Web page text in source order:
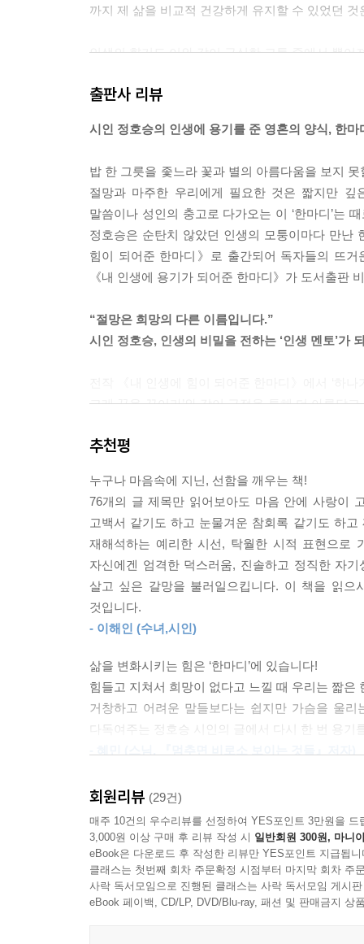
까지 제 삶을 비교적 건강하게 유지할 수 있었던
인생의 향기도 이와 같이 극심한 고통 중에서 뿜
게 고통이 많나’라고 생각하기보다 ‘고통 많은 내
유혹 없는 삶은 없습니다. 우리는 유혹의 강 한가
니다. 그것은 삶을 완전히 파괴하는 유혹입니다.
을 뱉으십시오.
--- p.466
출판사 리뷰
시인 정호승의 인생에 용기를 준 영혼의 양식, 한마
밥 한 그릇을 좇느라 꽃과 별의 아름다움을 보지
절망과 마주한 우리에게 필요한 것은 짧지만 깊
말씀이나 성인의 충고로 다가오는 이 ‘한마디’는
정호승은 순탄치 않았던 인생의 모퉁이마다 만난
힘이 되어준 한마디》로 출간되어 독자들의 뜨
《내 인생에 용기가 되어준 한마디》가 도서출판
“절망은 희망의 다른 이름입니다.”
시인 정호승, 인생의 비밀을 전하는 ‘인생 멘토’가
고래 꿈을 꾸어라’와 같이 긍정을 통해 더 아름답
교도소에서까지 출판사로 편지를 보내와 감동을
이야기한다. 성철스님을 만나 삶의 화두를 얻은
삶에는 내 몫과 내 몫이 아닌 것이 있음을 깨달은
이야기(‘해가 질 때까지 분을 품지 마라’), 대학시
더 귀할 수 있다’)와 같은 저자의 크고 작은 경험
그중에서도 몇몇 단어가 자주 눈에 띈다. 이번 산문
되어버린 ‘자살’, 그리고 이 모든 것의 끝에서
“용기는 거창하게 시작되지 않습니다. 사랑을
쓰러졌지만 바닥을 딛고 일어나 빙긋 웃는 작은
발걸음 속에 들어 있습니다” “이제 끝났다고 생
가지는 것입니다” “자살의 유혹에 침을 뱉으십
작가의 한마디
이 책에도 제가 한 말, 어머니가 하신 말씀, 존경하
말씀들은 모두 제 인생에 용기를 준 영혼의 양식
담긴 보리떡 다섯 개와 물고기 두 마리를 예수에
추천평
누구나 마음속에 지닌, 선함을 깨우는 책!
76개의 글 제목만 읽어보아도 마음 안에 사랑이
고백서 같기도 하고 눈물겨운 참회록 같기도 하
재해석하는 예리한 시선, 탁월한 시적 표현으로
자신에겐 엄격한 덕스러움, 진솔하고 정직한 자
살고 싶은 갈망을 불러일으킵니다. 이 책을 읽으
것입니다.
- 이해인 (수녀,시인)
삶을 변화시키는 힘은 ‘한마디’에 있습니다!
힘들고 지쳐서 희망이 없다고 느낄 때 우리는 짧
거창하고 어려운 말들보다는 쉽지만 가슴을 울
다독여주는 정호승 시인의 글에서 다시 한 번 용기
회원리뷰 (29건)
매주 10건의 우수리뷰를 선정하여 YES포인트 3만원을 드
3,000원 이상 구매 후 리뷰 작성 시 일반회원 300원, 마니
eBook은 다운로드 후 작성한 리뷰만 YES포인트 지급됩니
클래스는 첫번째 회차 주문확정 시점부터 마지막 회차 주
사락 독서모임으로 진행된 클래스는 사락 독서모임 게시
eBook 페이백, CD/LP, DVD/Blu-ray, 패션 및 판매금지 상